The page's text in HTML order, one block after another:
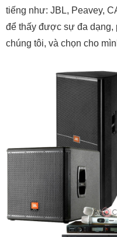
tiếng như: JBL, Peavey,
để thấy được sự đa dạng,
chúng tôi, và chọn cho